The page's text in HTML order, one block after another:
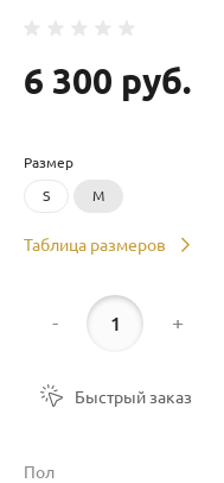
6 300 руб.
Размер
S M
Таблица размеров
- +
Быстрый заказ
Пол